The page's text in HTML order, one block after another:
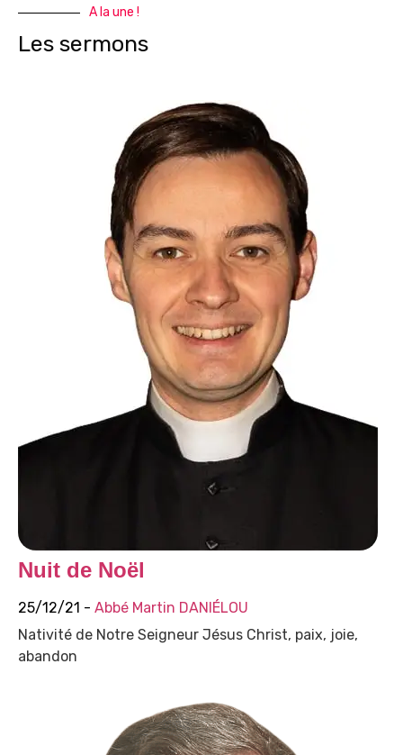
A la une !
Les sermons
Nuit de Noël
25/12/21 - Abbé Martin DANIÉLOU
Nativité de Notre Seigneur Jésus Christ, paix, joie,
abandon